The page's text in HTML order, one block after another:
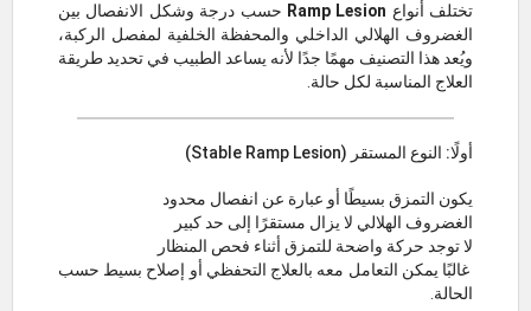
تختلف أنواع Ramp Lesion حسب درجة وشكل الانفصال بين
الغضروف الهلالي الداخلي والمحفظة الخلفية لمفصل الركبة،
ويُعد هذا التصنيف مهمًا جدًا لأنه يساعد الطبيب في تحديد طريقة
العلاج المناسبة لكل حالة.
أولًا: النوع المستقر (Stable Ramp Lesion)
يكون التمزق بسيطًا أو عبارة عن انفصال محدود
الغضروف الهلالي لا يزال مستقرًا إلى حد كبير
لا توجد حركة واضحة للتمزق أثناء فحص المنظار
غالبًا يمكن التعامل معه بالعلاج التحفظي أو إصلاح بسيط حسب
الحالة.